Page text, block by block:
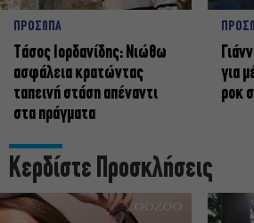
ΠΡΟΣΩΠΑ
Tάσος Ιορδανίδης: Νιώθω
ασφάλεια κρατώντας
ταπεινή στάση απέναντι
στα πράγματα
για
ροκ
Κερδίστε Προσκλήσεις